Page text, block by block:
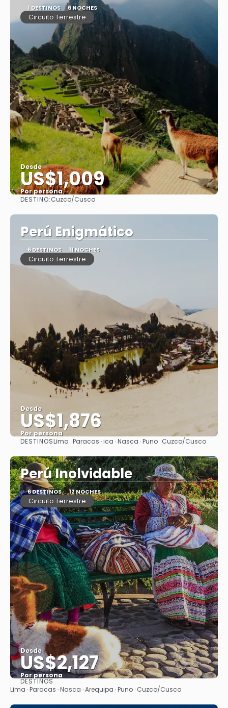
1 DESTINOS 6 NOCHES
Circuito Terrestre
Desde
US$1,009
Por persona
DESTINO:Cuzco/Cusco
Perú Enigmático
6 DESTINOS 11 NOCHES
Circuito Terrestre
Desde
US$1,876
Por persona
Ver
DESTINOSLima · Paracas · ica · Nasca · Puno · Cuzco/Cusco
Perú Inolvidable
6 DESTINOS 12 NOCHES
Circuito Terrestre
Desde
US$2,127
Por persona
Ver
DESTINOS
Lima · Paracas · Nasca · Arequipa · Puno · Cuzco/Cusco